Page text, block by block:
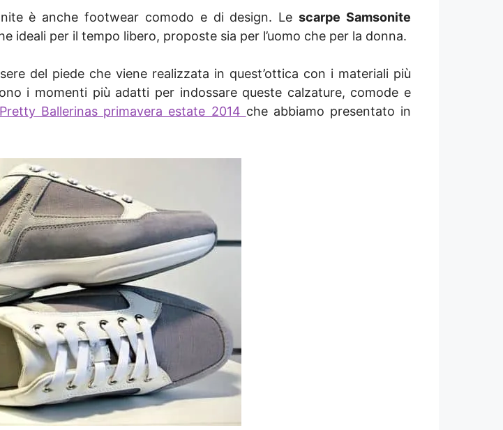
è anche footwear comodo e di design. Lescarpe Samsonite
ideali per il tempo libero, proposte sia per l’uomo che per la donna.
del piede che viene realizzata in quest’ottica con i materiali più
i momenti più adatti per indossare queste calzature, comode e
Ballerinas primavera estate 2014 che abbiamo presentato in